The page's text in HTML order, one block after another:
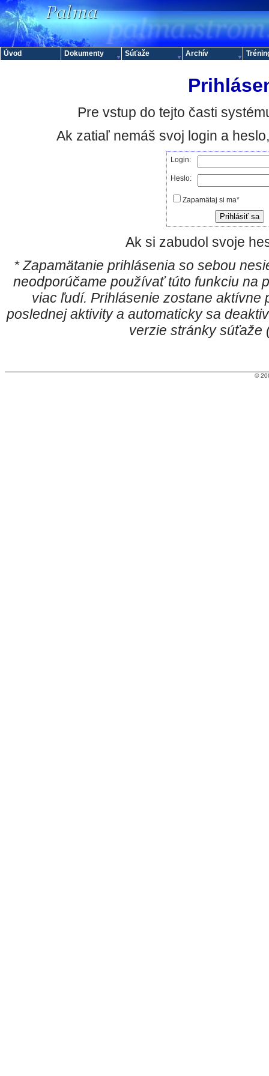
Pre vstup do tejto časti
Ak zatiaľ nemáš svoj login a
Login:
Heslo:
Zapamätaj si ma*
Ak si zabudol svoje
* Zapamätanie prihlásenia so sebou
neodporúčame používať túto funkciu na
viac ľudí. Prihlásenie zostane aktívne
poslednej aktivity a automaticky sa
verzie stránky súťaže
©
Úvod Dokumenty Súťaže Archív